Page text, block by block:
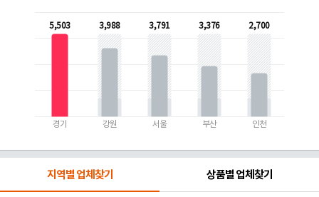
5,503
경기
3,988
강원
3,791
서울
3,376
부산
2,700
인천
지역별 업체찾기 상품별 업체찾기